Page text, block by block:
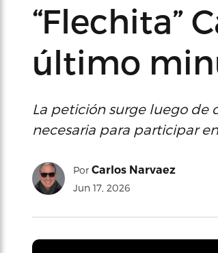
“Flechita”
último
La petición surge luego de
necesaria para participar
Por Carlos Narvaez
Jun 17, 2026